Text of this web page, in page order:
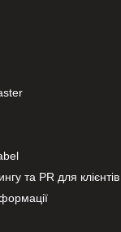
та PR для клієнтів